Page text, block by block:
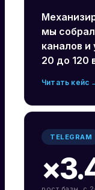
мы
каналов и
20 до 120
Читать кейс
TELEGRAM